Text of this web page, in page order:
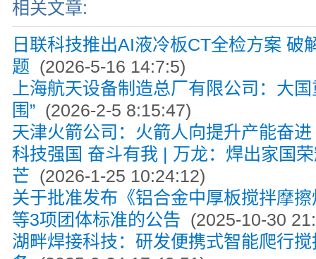
相关文章:
日联科技推出AI液冷板CT全检方案 破
题 (2026-5-16 14:7:5)
上海航天设备制造总厂有限公司：大
围” (2026-2-5 8:15:47)
天津火箭公司：火箭人向提升产能奋进
科技强国 奋斗有我 | 万龙：焊出家国
芒 (2026-1-25 10:24:12)
关于批准发布《铝合金中厚板搅拌摩
等3项团体标准的公告 (2025-10-30
湖畔焊接科技：研发便携式智能爬行